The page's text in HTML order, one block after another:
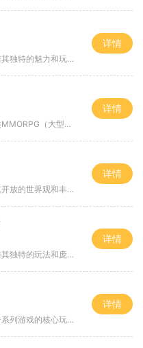
传奇游戏自问世以来，就凭借其独特的魅力和玩法吸引了大量玩家。游戏中的角色扮演元素，使得每位玩家都能找到属于自己的角色，体验不同的职业和技能带来的乐趣。超级变态手机传奇在这一基础上进行了进一步的创新，不仅保留了经典的打怪升级元素，更是加入了散
详情
传奇游戏作为一种角色扮演类MMORPG（大型多人在线角色扮演游戏），其核心玩法围绕着角色的成长、装备的获取和团队的合作展开。玩家可以选择不同的职业，如战士、法师和道士，分别代表着不同的战斗风格和技能特点。战士以其强大的近战能力而著称，法师则
详情
传奇游戏自诞生以来，就以其开放的世界观和丰富的角色扮演元素而受到玩家的青睐。在1.78传奇手游中，玩家将再次体验到那个充满传奇色彩的世界。游戏中，玩家可以选择不同的职业，每个职业都有独特的技能和属性，使得每一次的战斗都充满了策略性和趣味性。
详情
传奇游戏自推出以来，就凭借其独特的玩法和庞大的玩家基础，成为了角色扮演类游戏的代表。在传奇999发布网新开手游中，玩家可以选择不同的职业，如战士、法师和道士，每个职业都有其独特的技能和发展方向。游戏的核心是通过打怪升级、完成任务和参与副本挑
详情
复古沉默传奇手游延续了传奇系列游戏的核心玩法，带领玩家重温那段辉煌的岁月。作为一款纯正的角色扮演游戏，它融合了传统MMORPG（大型多人在线角色扮演游戏）的元素，让玩家在广袤的神器大陆上自由探索，体验战斗与成长的快感。角色选择与职业系统在复
详情